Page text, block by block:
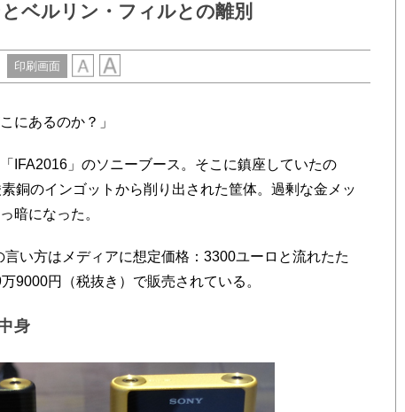
ベルリン・フィルとの離別
印刷画面
にあるのか？」
IFA2016」のソニーブース。そこに鎮座していたの
銅のインゴットから削り出された筐体。過剰な金メッ
暗になった。
い方はメディアに想定価格：3300ユーロと流れたた
9000円（税抜き）で販売されている。
身